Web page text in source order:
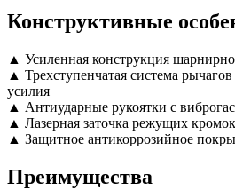
Конструктивные
▲ Усиленная конструкция
▲ Трехступенчатая система
усилия
▲ Антиударные рукоятки с
▲ Лазерная заточка режущих кромок
▲ Защитное антикоррозийное
Преимущества